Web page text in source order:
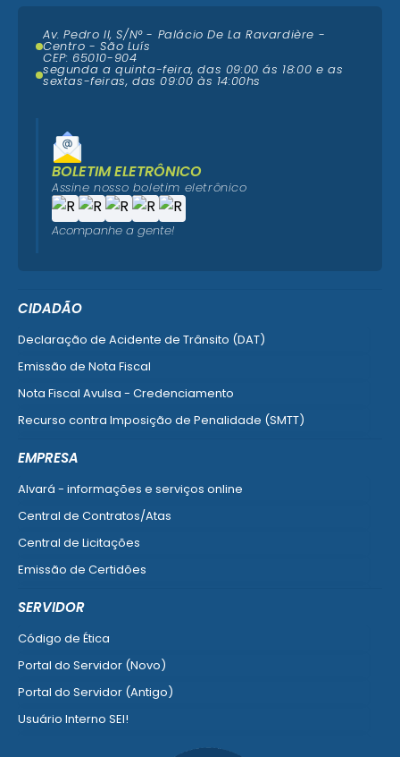
CIDADÃO
Declaração de Acidente de Trânsito (DAT)
Emissão de Nota Fiscal
Nota Fiscal Avulsa - Credenciamento
Recurso contra Imposição de Penalidade (SMTT)
EMPRESA
Alvará - informações e serviços online
Central de Contratos/Atas
Central de Licitações
Emissão de Certidões
SERVIDOR
Código de Ética
Portal do Servidor (Novo)
Portal do Servidor (Antigo)
Usuário Interno SEI!
Av. Pedro II, S/N° - Palácio De La Ravardière -
Centro - São Luís
CEP: 65010-904
segunda a quinta-feira, das 09:00 ás 18:00 e as
sextas-feiras, das 09:00 às 14:00hs
BOLETIM ELETRÔNICO
Assine nosso boletim eletrônico
Acompanhe a gente!